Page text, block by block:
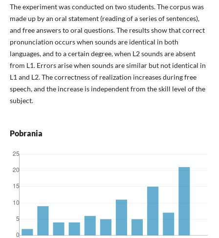
The experiment was conducted on two students. The corpus was
made up by an oral statement (reading of a series of sentences),
and free answers to oral questions. The results show that correct
pronunciation occurs when sounds are identical in both
languages, and to a certain degree, when L2 sounds are absent
from L1. Errors arise when sounds are similar but not identical in
L1 and L2. The correctness of realization increases during free
speech, and the increase is independent from the skill level of the
subject.
Pobrania